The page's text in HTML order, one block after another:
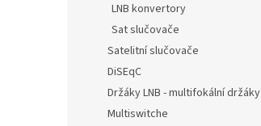
LNB konvertory
Sat slučovače
Satelitní slučovače
DiSEqC
Držáky LNB - multifokální držáky
Multiswitche